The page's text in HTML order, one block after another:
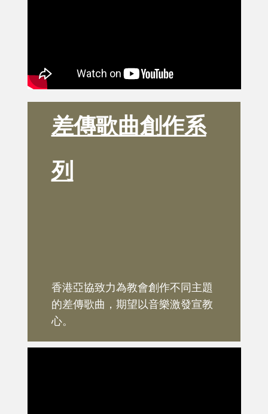
差傳歌曲創作系
列
香港亞協致力為教會創作不同主題
的差傳歌曲，期望以音樂激發宣教
心。